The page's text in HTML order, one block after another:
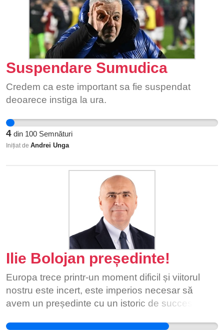
Suspendare Sumudica
Credem ca este important sa fie suspendat
deoarece instiga la ura.
4 din 100 Semnături
Inițiat de Andrei Unga
Ilie Bolojan președinte!
Europa trece printr-un moment dificil și viitorul
nostru este incert, este imperios necesar să
avem un președinte cu un istoric de succes în